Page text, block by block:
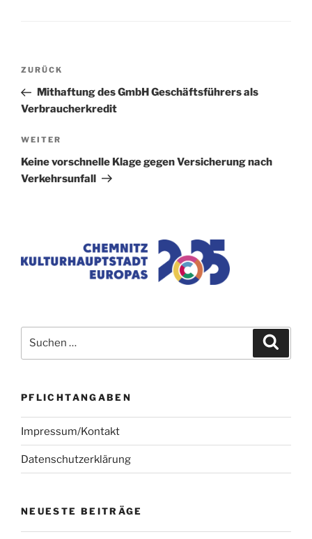
Beitragsnavigation
Vorheriger
Beitrag
ZURÜCK
Mithaftung des GmbH Geschäftsführers als
Verbraucherkredit
Nächster
Beitrag
WEITER
Keine vorschnelle Klage gegen Versicherung nach
Verkehrsunfall
nach:
PFLICHTANGABEN
Impressum/Kontakt
Datenschutzerklärung
NEUESTE BEITRÄGE